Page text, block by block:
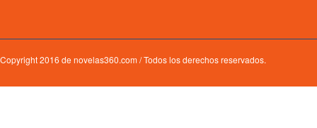
Copyright 2016 de novelas360.com / Todos los derechos reservados.